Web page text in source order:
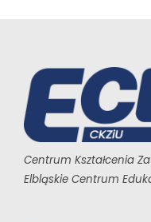
Centrum Kształcenia
Elbląskie Centrum